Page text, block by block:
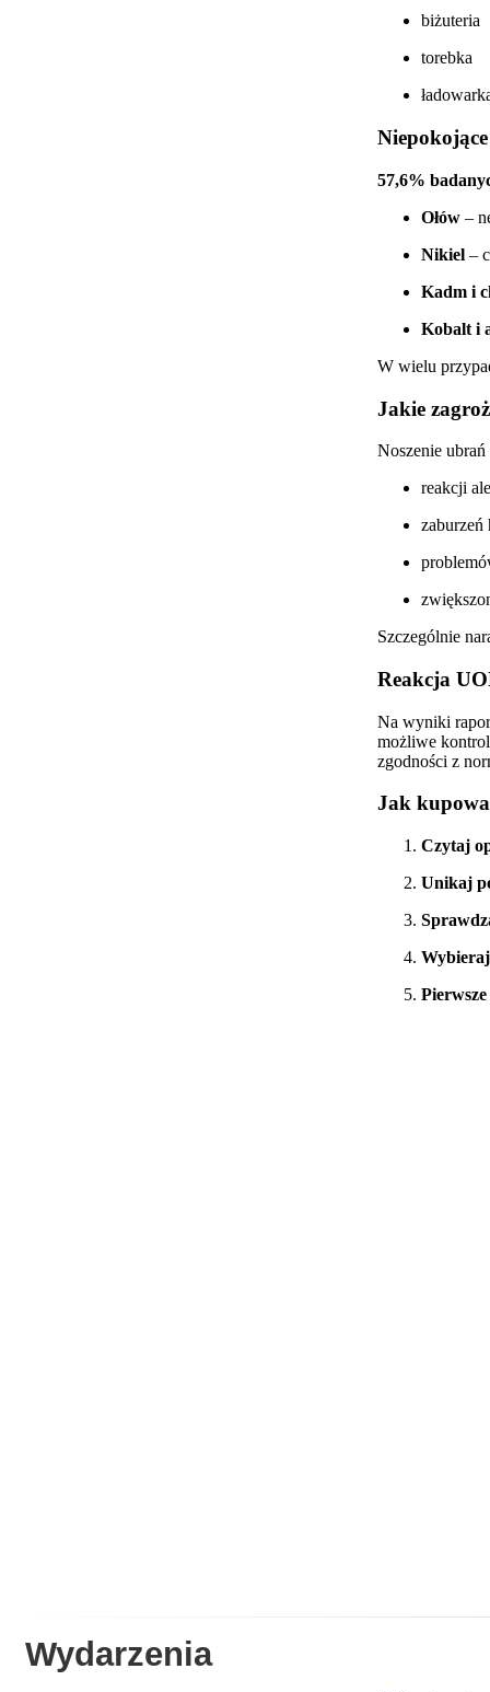
biżuteria
torebka
57,6%
Ołów–
Nikiel–
Kadm i
Kobalt i
W wielu
Jakie
Noszenie
reakcji
zaburzeń
Szczególnie
Reakcja
Na wyniki
możliwe
zgodności z
Jak
Czytaj
Unikaj
Wydarzenia